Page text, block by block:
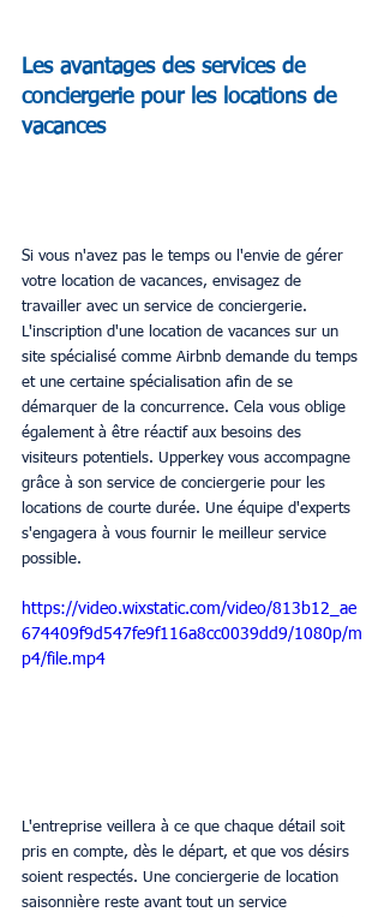
Les avantages des services de
conciergerie pour les locations de
vacances
Si vous n'avez pas le temps ou l'envie de gérer
votre location de vacances, envisagez de
travailler avec un service de conciergerie.
L'inscription d'une location de vacances sur un
site spécialisé comme Airbnb demande du temps
et une certaine spécialisation afin de se
démarquer de la concurrence. Cela vous oblige
également à être réactif aux besoins des
visiteurs potentiels. Upperkey vous accompagne
grâce à son service de conciergerie pour les
locations de courte durée. Une équipe d'experts
s'engagera à vous fournir le meilleur service
possible.
https://video.wixstatic.com/video/813b12_ae
674409f9d547fe9f116a8cc0039dd9/1080p/m
p4/file.mp4
L'entreprise veillera à ce que chaque détail soit
pris en compte, dès le départ, et que vos désirs
soient respectés. Une conciergerie de location
saisonnière reste avant tout un service